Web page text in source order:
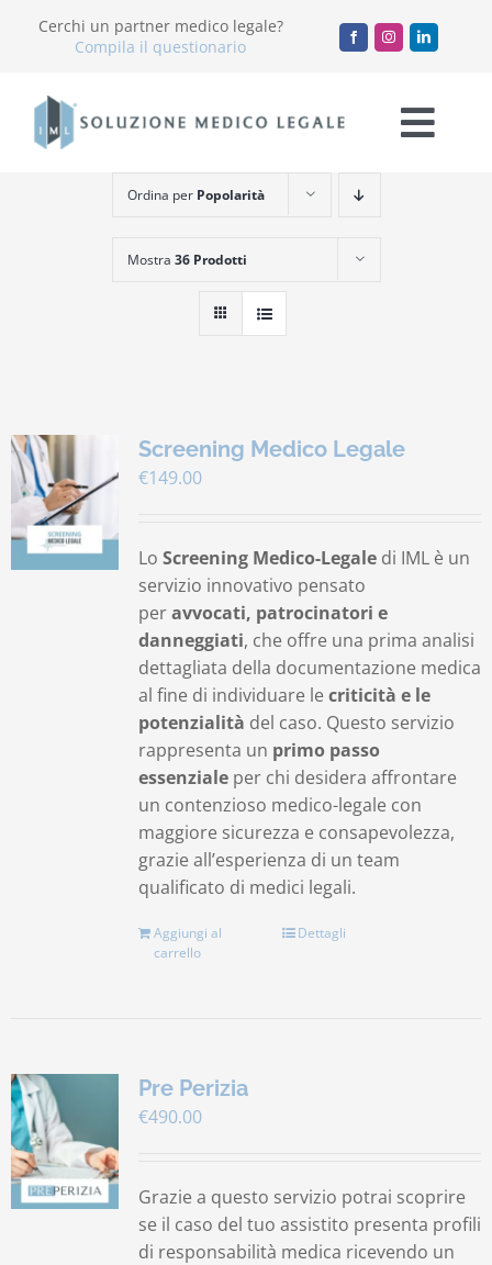
Cerchi un partner medico legale?
Compila il questionario
Chi Siamo
Servizi
Accademia
Lavora con noi
Carrello
Ordina per Popolarità
Mostra 36 Prodotti
Screening Medico Legale
€149.00
Lo Screening Medico-Legaledi IML è un
servizio innovativo pensato
peravvocati, patrocinatori e
danneggiati, che offre una prima analisi
dettagliata della documentazione medica
al fine di individuare le criticità e le
potenzialità del caso. Questo servizio
rappresenta un primo passo
essenzialeper chi desidera affrontare
un contenzioso medico-legale con
maggiore sicurezza e consapevolezza,
grazie all’esperienza di un team
qualificato di medici legali.
Aggiungi al
carrello
Dettagli
Pre Perizia
€490.00
Grazie a questo servizio potrai scoprire
se il caso del tuo assistito presenta profili
di responsabilità medica ricevendo un